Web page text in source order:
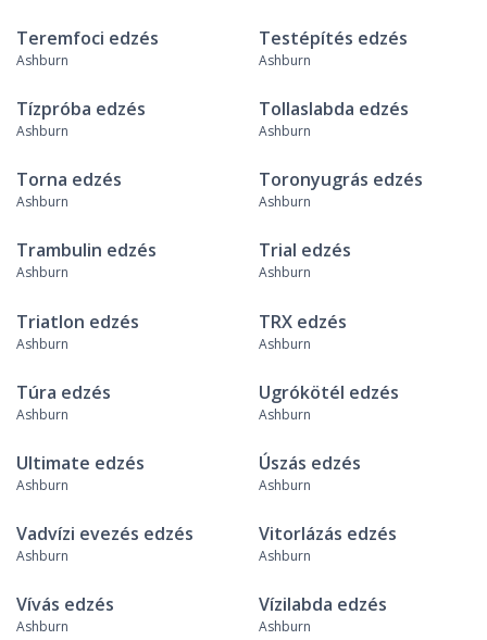
Teremfoci edzés
Ashburn
Testépítés edzés
Ashburn
Tízpróba edzés
Ashburn
Tollaslabda edzés
Ashburn
Torna edzés
Ashburn
Toronyugrás edzés
Ashburn
Trambulin edzés
Ashburn
Trial edzés
Ashburn
Triatlon edzés
Ashburn
TRX edzés
Ashburn
Túra edzés
Ashburn
Ugrókötél edzés
Ashburn
Ultimate edzés
Ashburn
Úszás edzés
Ashburn
Vadvízi evezés edzés
Ashburn
Vitorlázás edzés
Ashburn
Vívás edzés
Ashburn
Vízilabda edzés
Ashburn